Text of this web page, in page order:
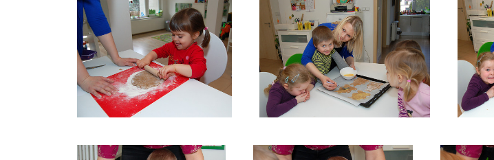
PEČENÍ-PERNÍČKŮ2 PEČENÍ-PERNÍČKŮ3